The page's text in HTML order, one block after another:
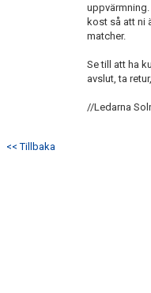
kost så att ni
matcher.
Se till att ha
avslut, ta
//Ledarna
<< Tillbaka